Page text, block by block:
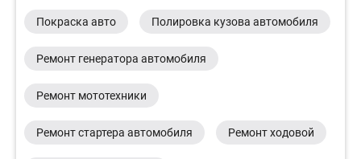
Покраска авто Полировка кузова автомобиля
Ремонт генератора автомобиля
Ремонт мототехники
Ремонт стартера автомобиля Ремонт ходовой